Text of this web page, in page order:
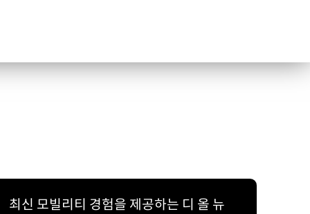
최신 모빌리티 경험을 제공하는 디 올 뉴